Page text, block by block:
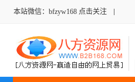
本站微信：bfzyw168 点击关注